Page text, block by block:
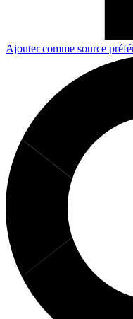
Ajouter comme source